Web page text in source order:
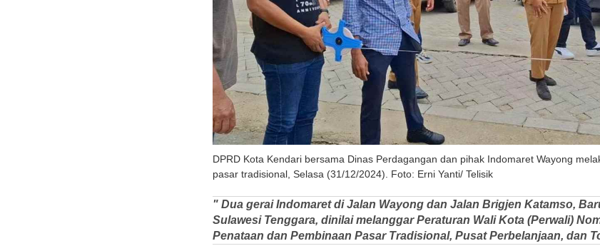
DPRD Kota Kendari bersama Dinas Perdagangan dan pihak Indomaret Wayong
pasar tradisional, Selasa (31/12/2024). Foto: Erni Yanti/ Telisik
" Dua gerai Indomaret di Jalan Wayong dan Jalan Brigjen Katamso,
Sulawesi Tenggara, dinilai melanggar Peraturan Wali Kota (Perwali)
Penataan dan Pembinaan Pasar Tradisional, Pusat Perbelanjaan, dan